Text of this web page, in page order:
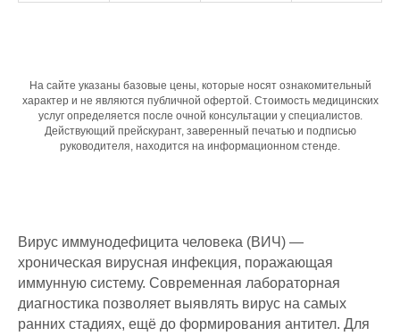
На сайте указаны базовые цены, которые носят ознакомительный
характер и не являются публичной офертой. Стоимость медицинских
услуг определяется после очной консультации у специалистов.
Действующий прейскурант, заверенный печатью и подписью
руководителя, находится на информационном стенде.
Вирус иммунодефицита человека (ВИЧ) —
хроническая вирусная инфекция, поражающая
иммунную систему. Современная лабораторная
диагностика позволяет выявлять вирус на самых
ранних стадиях, ещё до формирования антител. Для